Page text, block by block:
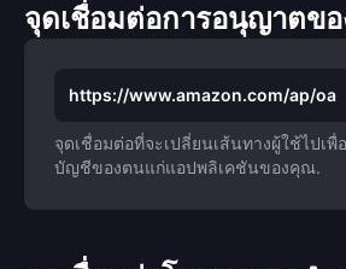
จุดเชื่อมต่อการอนุญาตข
https://www.amazon.com/ap/oa
จุดเชื่อมต่อที่จะเปลี่ยนเส้นทางผู้ใช้ไปเพื่
บัญชีของตนแก่แอปพลิเคชันของคุณ.